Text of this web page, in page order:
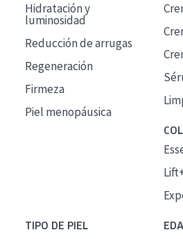
Hidratación y
luminosidad
Reducción de arrugas
Regeneración
Firmeza
Piel menopáusica
TIPO DE PIEL